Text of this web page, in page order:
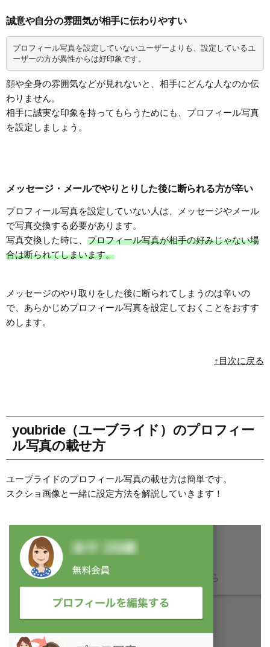
誠意や自分の雰囲気が相手に伝わりやすい
プロフィール写真を設定していないユーザーよりも、設定しているユ
ーザーの方が異性からは好印象です。
顔や全身の雰囲気などが見れないと、相手にどんな人なのか伝
わりません。
相手に誠実な印象を持ってもらうためにも、プロフィール写真
を設定しましょう。
メッセージ・メールでやりとりした後に断られる方が辛い
プロフィール写真を設定していない人は、メッセージやメール
で写真交換する必要があります。
写真交換した時に、 プロフィール写真が相手の好みじゃない場
合は断られてしまいます。
メッセージのやり取りをした後に断られてしまうのは辛いの
で、あらかじめプロフィール写真を設定しておくことをおすす
めします。
↑目次に戻る
youbride（ユーブライド）のプロフィー
ル写真の載せ方
ユーブライドのプロフィール写真の載せ方は簡単です。
スクショ画像と一緒に設定方法を解説していきます！